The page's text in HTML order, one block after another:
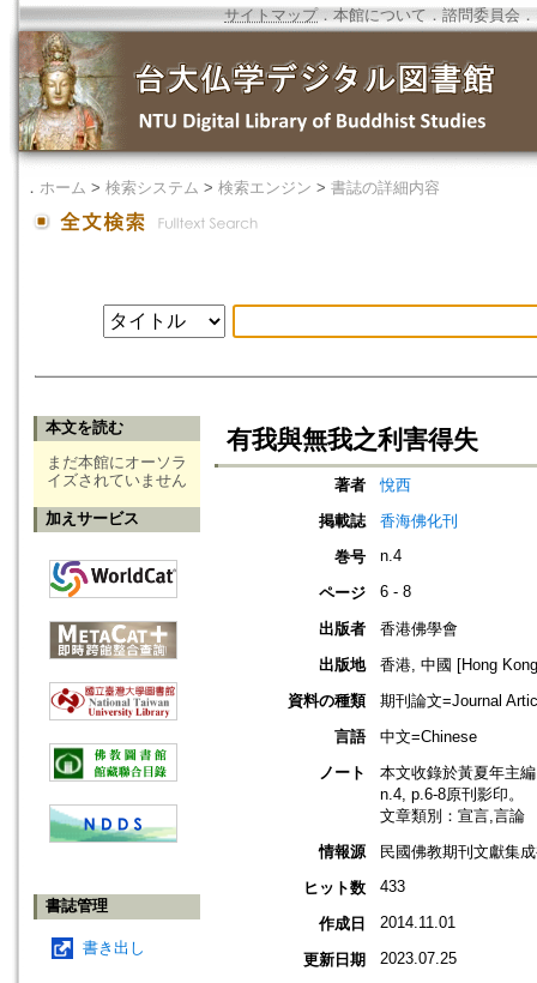
サイトマップ．本館について ． 諮問委員会 ．
． ホーム > 検索システム > 検索エンジン > 書誌の詳細内容
本文を読む
まだ本館にオーソラ
イズされていません
加えサービス
書誌管理
書き出し
有我與無我之利害得失
著者
悅西
掲載誌
香海佛化刊
巻号
n.4
ページ 6 - 8
出版者
香港佛學會
出版地
香港, 中國 [Hong
資料の種類
期刊論文=Journal
言語
中文=Chinese
ノート
本文收錄於黃夏年主
n.4, p.6-8原刊影印。
文章類別：宣言,言論
情報源
民國佛教期刊文獻集
ヒット数
433
作成日 2014.11.01
更新日期 2023.07.25